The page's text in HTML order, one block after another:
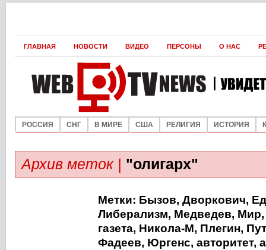
ГЛАВНАЯ НОВОСТИ ВИДЕО ПЕРСОНЫ О НАС
РОССИЯ СНГ В МИРЕ США РЕЛИГИЯ ИСТОРИЯ
Архив меток | "олигарх"
Метки: Бызов, Дворкович,
Либерализм, Медведев, Мир
газета, Никола-М, Плегин,
Фадеев, Юргенс, авторитет,